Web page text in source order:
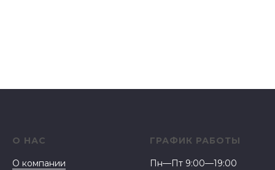
О НАС
О компании
ГРАФИК РАБОТЫ
Пн—Пт 9:00—19:00